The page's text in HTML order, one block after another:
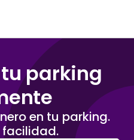
parking
en tu parking.
facilidad.